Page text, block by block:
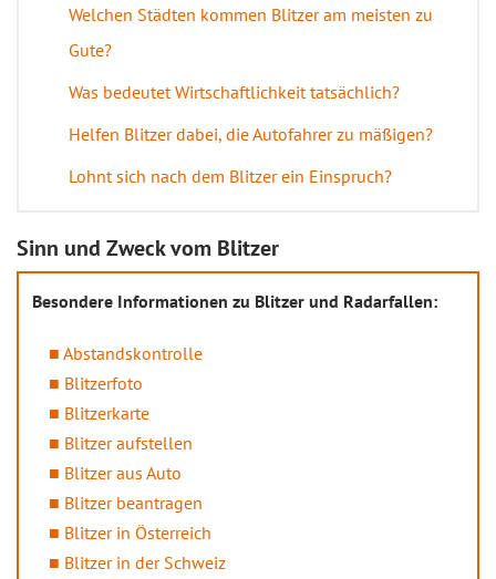
Welchen Städten kommen Blitzer am meisten zu
Gute?
Was bedeutet Wirtschaftlichkeit tatsächlich?
Helfen Blitzer dabei, die Autofahrer zu mäßigen?
Lohnt sich nach dem Blitzer ein Einspruch?
Sinn und Zweck vom Blitzer
Besondere Informationen zu Blitzer und Radarfallen:
Abstandskontrolle
Blitzerfoto
Blitzerkarte
Blitzer aufstellen
Blitzer aus Auto
Blitzer beantragen
Blitzer in Österreich
Blitzer in der Schweiz